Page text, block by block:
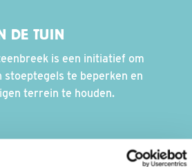
DE TUIN
is een initiatief om
te beperken en
terrein te houden.